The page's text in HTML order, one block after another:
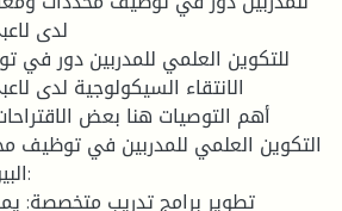
لدى
للتكوين العلمي للمدربين دور في
الانتقاء السيكولوجية لدى
أهم التوصيات هنا بعض
التكوين العلمي للمدربين في توظيف
تطوير برامج تدريب متخصصة: